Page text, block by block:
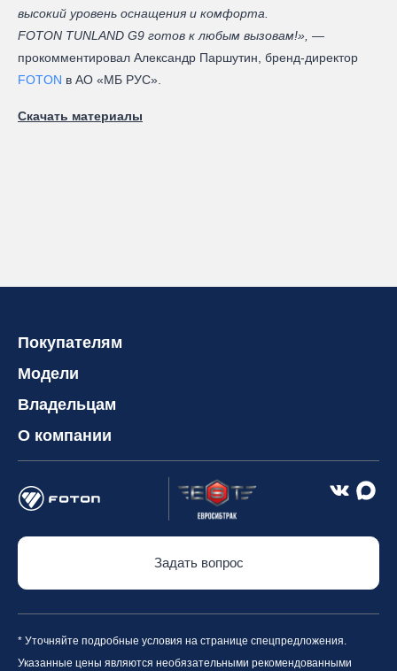
высокий уровень оснащения и комфорта.
FOTON TUNLAND G9 готов к любым вызовам!», —
прокомментировал Александр Паршутин, бренд-директор
FOTON в АО «МБ РУС».
Скачать материалы
Покупателям
Модели
Владельцам
О компании
Задать вопрос
* Уточняйте подробные условия на странице спецпредложения.
Указанные цены являются необязательными рекомендованными